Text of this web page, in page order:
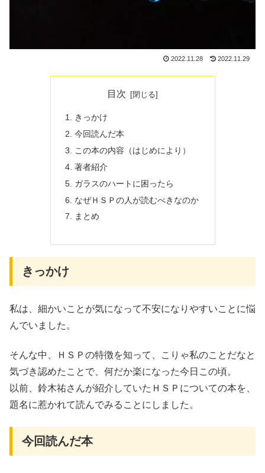
2022.11.28 2022.11.29
目次
きっかけ
今回読んだ本
この本の内容（はじめにより）
著者紹介
ガラスのハートに困ったら
なぜＨＳＰの人が読むべきなのか
まとめ
きっかけ
私は、細かいことが気になって不安になりやすいことに悩
んでいました。
そんな中、ＨＳＰの特徴を知って、こりゃ私のことだなと
気づき認めたことで、何だか楽になった今日この頃。
以前、鈴木祐さんが紹介していたＨＳＰについての本を、
題名に惹かれて読んでみることにしました。
今回読んだ本